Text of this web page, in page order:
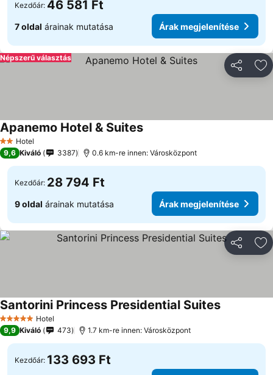
Kezdőár: 46 581 Ft
7 oldal árainak mutatása Árak megjelenítése
Népszerű választás
2 Kategória
Hotel
Apanemo Hotel & SuitesÁrak megjelenítése
9,6 Kiváló 3387 0.6 km-re innen: Városközpont
Kezdőár: 28 794 Ft
9 oldal árainak mutatása Árak megjelenítése
5 KategóriaHotel
Santorini Princess Presidential SuitesÁrak
9,9 Kiváló 473 1.7 km-re innen: Városközpont
Kezdőár: 133 693 Ft